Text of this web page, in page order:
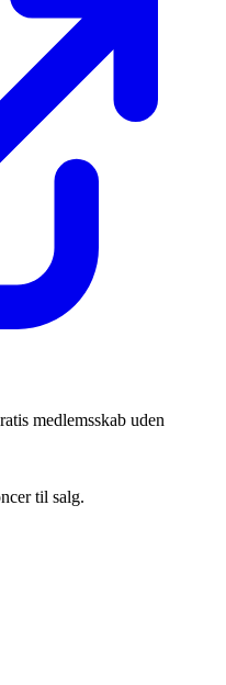
medlemsskab uden
til salg.